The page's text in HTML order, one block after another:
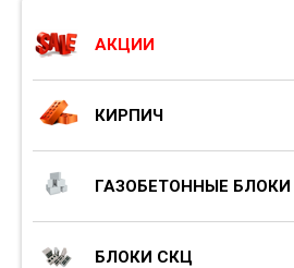
АКЦИИ
КИРПИЧ
ГАЗОБЕТОННЫЕ БЛОКИ
БЛОКИ СКЦ